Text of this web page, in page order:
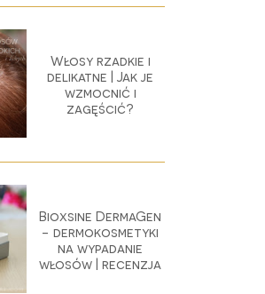
Włosy rzadkie i
delikatne | Jak je
wzmocnić i
zagęścić?
Bioxsine DermaGen
- dermokosmetyki
na wypadanie
włosów | recenzja